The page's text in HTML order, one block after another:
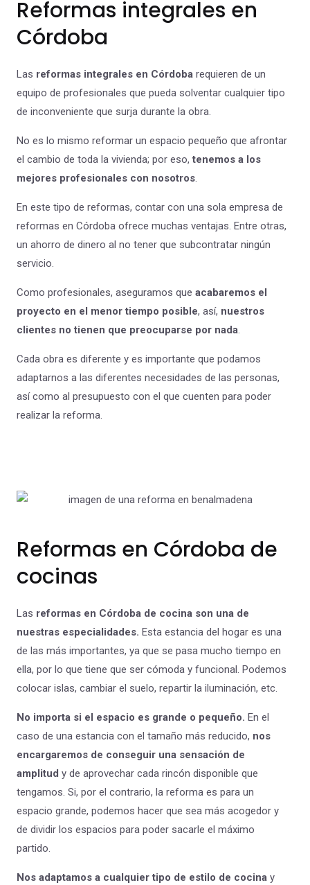
Reformas integrales en
Córdoba
Las reformas integrales en Córdoba requieren de un
equipo de profesionales que pueda solventar cualquier tipo
de inconveniente que surja durante la obra.
No es lo mismo reformar un espacio pequeño que afrontar
el cambio de toda la vivienda; por eso,tenemos a los
mejores profesionales con nosotros.
En este tipo de reformas, contar con una sola empresa de
reformas en Córdoba ofrece muchas ventajas. Entre otras,
un ahorro de dinero al no tener que subcontratar ningún
servicio.
Como profesionales, aseguramos que acabaremos el
proyecto en el menor tiempo posible, así, nuestros
clientes no tienen que preocuparse por nada.
Cada obra es diferente y es importante que podamos
adaptarnos a las diferentes necesidades de las personas,
así como al presupuesto con el que cuenten para poder
realizar la reforma.
Reformas en Córdoba de
cocinas
Las reformas en Córdoba de cocina son una de
nuestras especialidades. Esta estancia del hogar es una
de las más importantes, ya que se pasa mucho tiempo en
ella, por lo que tiene que ser cómoda y funcional. Podemos
colocar islas, cambiar el suelo, repartir la iluminación, etc.
No importa si el espacio es grande o pequeño. En el
caso de una estancia con el tamaño más reducido, nos
encargaremos de conseguir una sensación de
amplitud y de aprovechar cada rincón disponible que
tengamos. Si, por el contrario, la reforma es para un
espacio grande, podemos hacer que sea más acogedor y
de dividir los espacios para poder sacarle el máximo
partido.
Nos adaptamos a cualquier tipo de estilo de cocina y